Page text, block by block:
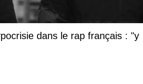
dans le rap français : "y